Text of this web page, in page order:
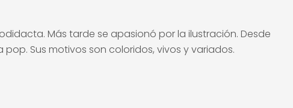
Más tarde se apasionó por la ilustración. Desde
Sus motivos son coloridos, vivos y variados.